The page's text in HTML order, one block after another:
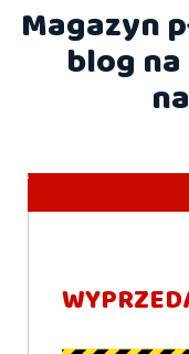
Magazyn
blog